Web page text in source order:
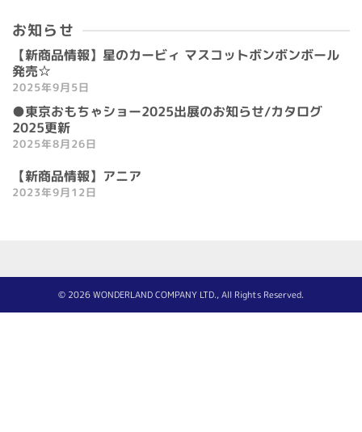
お知らせ
【新商品情報】星のカービィ マスコットボンボンボール
発売☆
2025年9月5日
●東京おもちゃショー2025出展のお知らせ/カタログ
2025更新
2025年8月26日
【新商品情報】アニア
2023年9月12日
© 2026 WONDERLAND COMPANY LTD., All Rights Reserved.